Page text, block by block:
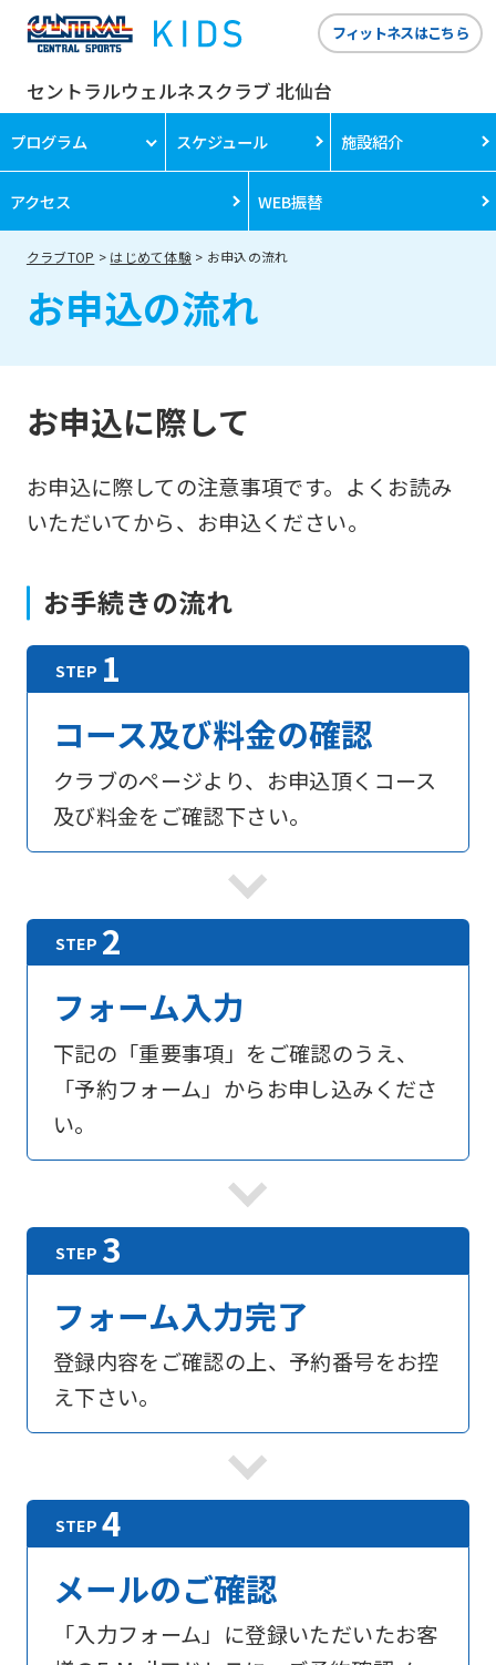
セントラルウェルネスクラブ 北仙台
フィットネスはこちら
プログラム スケジュール 施設紹介
アクセス WEB振替
クラブTOP はじめて体験 お申込の流れ
お申込の流れ
お申込に際して
お申込に際しての注意事項です。よくお読み
いただいてから、お申込ください。
お手続きの流れ
コース及び料金の確認
クラブのページより、お申込頂くコース
及び料金をご確認下さい。
フォーム入力
下記の「重要事項」をご確認のうえ、
「予約フォーム」からお申し込みくださ
い。
フォーム入力完了
登録内容をご確認の上、予約番号をお控
え下さい。
メールのご確認
「入力フォーム」に登録いただいたお客